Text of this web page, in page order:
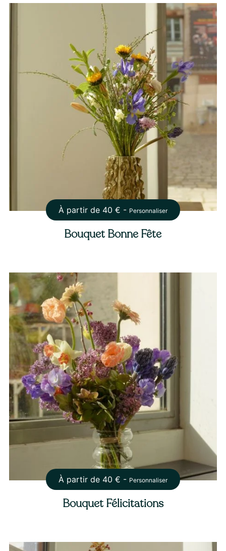
À partir de 40 € - Personnaliser
Bouquet Bonne Fête
À partir de 40 € - Personnaliser
Bouquet Félicitations